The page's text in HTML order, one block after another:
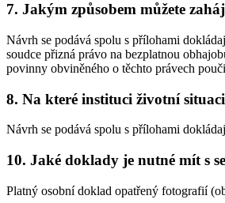
7. Jakým způsobem můžete
Návrh se podává spolu s přílohami
soudce přizná právo na bezplatnou
povinny obviněného o těchto právech
8. Na které instituci životní
Návrh se podává spolu s přílohami
10. Jaké doklady je nutné mít s
Platný osobní doklad opatřený fotografií